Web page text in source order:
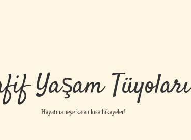
Yaşam Tüyoları
Hayatına neşe katan kısa hikayeler!